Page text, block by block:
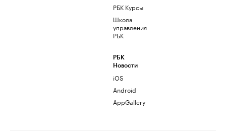
РБК Курсы
Школа
управления
РБК
РБК
Новости
iOS
Android
AppGallery